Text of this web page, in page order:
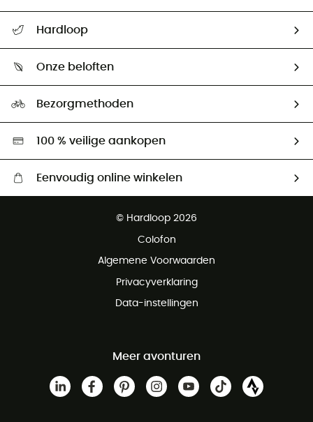
Mijn zending volgen
Retourzendingen & Terugbetalingen
Hardloop
Ambassadeurs
Onze beloften
Hardgreen
Bezorgmethoden
100 % veilige aankopen
Eenvoudig online winkelen
Gratis retourneren binnen 100 dagen
© Hardloop 2026
Colofon
Algemene Voorwaarden
Privacyverklaring
Data-instellingen
Meer avonturen